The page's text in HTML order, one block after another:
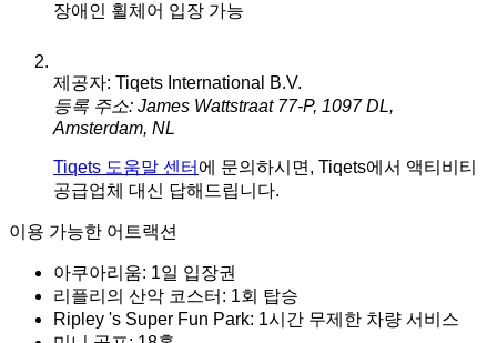
장애인 휠체어 입장 가능
제공자: Tiqets International B.V.
등록 주소: James Wattstraat 77-P, 1097 DL,
Amsterdam, NL
Tiqets 도움말 센터 에 문의하시면, Tiqets에서 액티비티
공급업체 대신 답해드립니다.
이용 가능한 어트랙션
아쿠아리움: 1일 입장권
리플리의 산악 코스터: 1회 탑승
Ripley 's Super Fun Park: 1시간 무제한 차량 서비스